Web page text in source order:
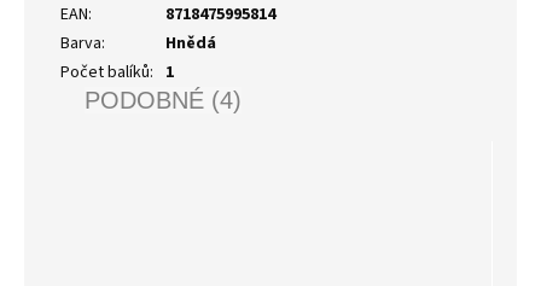
EAN:
8718475995814
Barva:
Hnědá
Počet balíků: 1
PODOBNÉ (4)